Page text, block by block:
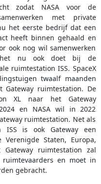
zodat NASA voor de
met private
het eerste bedrijf dat een
heeft binnen gehaald en
ook nog wil samenwerken
het nu ook doet bij de
ruimtestation ISS. SpaceX
twaalf maanden
ruimtestation. De
XL naar het Gateway
en NASA wil in 2022
ruimtestation. Net als
ISS is ook Gateway een
Verenigde Staten, Europa,
Gateway ruimtestation zal
en moet in
gebracht.